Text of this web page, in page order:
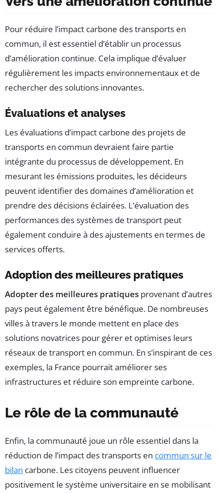
Pour réduire l’impact carbone des transports en
commun, il est essentiel d’établir un processus
d’amélioration continue. Cela implique d’évaluer
régulièrement les impacts environnementaux et de
rechercher des solutions innovantes.
Évaluations et analyses
Les évaluations d’impact carbone des projets de
transports en commun devraient faire partie
intégrante du processus de développement. En
mesurant les émissions produites, les décideurs
peuvent identifier des domaines d’amélioration et
prendre des décisions éclairées. L’évaluation des
performances des systèmes de transport peut
également conduire à des ajustements en termes de
services offerts.
Adoption des meilleures pratiques
Adopter des meilleures pratiques provenant d’autres
pays peut également être bénéfique. De nombreuses
villes à travers le monde mettent en place des
solutions novatrices pour gérer et optimises leurs
réseaux de transport en commun. En s’inspirant de ces
exemples, la France pourrait améliorer ses
infrastructures et réduire son empreinte carbone.
Le rôle de la communauté
Enfin, la communauté joue un rôle essentiel dans la
réduction de l’impact des transports en commun sur le
bilan carbone. Les citoyens peuvent influencer
positivement le système universitaire en se mobilisant